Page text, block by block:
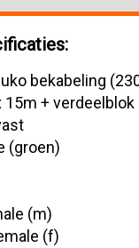
bekabeling
15m + verdeelblok
(groen)
(m)
(f)